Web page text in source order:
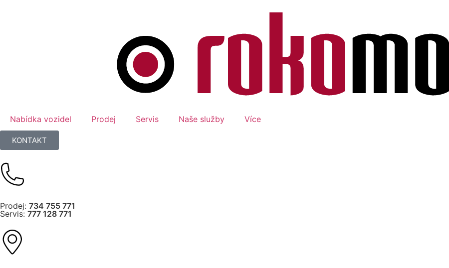
Nabídka vozidel Prodej Servis Naše služby Více
KONTAKT
Prodej: 734 755 771
Servis: 777 128 771